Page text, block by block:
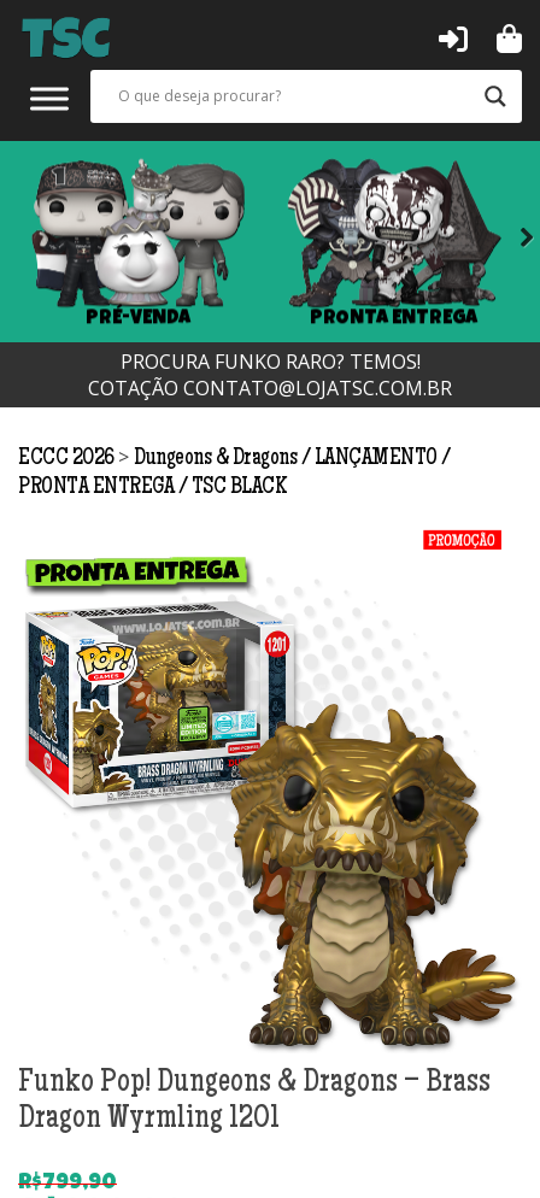
PRÉ-VENDA PRONTA ENTREGA
Next
PROCURA FUNKO RARO? TEMOS!
COTAÇÃO CONTATO@LOJATSC.COM.BR
ECCC 2026 > Dungeons & Dragons
LANÇAMENTO
PRONTA ENTREGA
TSC BLACK
Funko Pop! Dungeons & Dragons – Brass
Dragon Wyrmling 1201
R$799,90